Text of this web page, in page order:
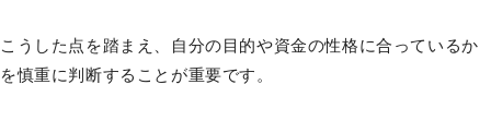
こうした点を踏まえ、自分の目的や資金の性格に合っているか
を慎重に判断することが重要です。